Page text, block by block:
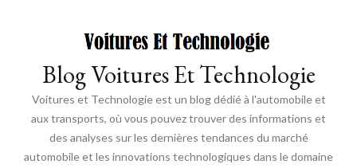
Blog Voitures Et Technologie
Voitures et Technologie est un blog dédié à l'automobile et
aux transports, où vous pouvez trouver des informations et
des analyses sur les dernières tendances du marché
automobile et les innovations technologiques dans le domaine